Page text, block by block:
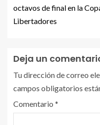
octavos de final en la
Libertadores
Deja un
Tu dirección de correo
campos obligatorios
Comentario *